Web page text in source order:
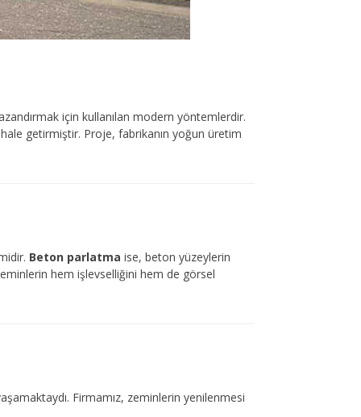
için kullanılan modern yöntemlerdir.
getirmiştir. Proje, fabrikanın yoğun üretim
Beton parlatma ise, beton yüzeylerin
hem işlevselliğini hem de görsel
Firmamız, zeminlerin yenilenmesi